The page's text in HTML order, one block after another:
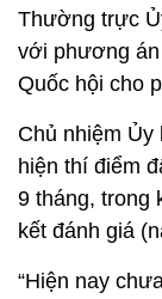
Thường trực
với phương
Quốc hội cho
Chủ nhiệm
hiện thí điểm
9 tháng, trong
kết đánh giá
“Hiện nay